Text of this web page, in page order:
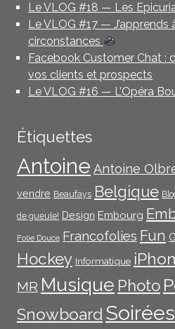
Le VLOG #18 — Les
Le VLOG #17 —
circonstances
Facebook Customer Chat :
vos clients et prospects
Le VLOG #16 — L’Opéra
Étiquettes
Antoine Antoine
vendre Beaufays Belgique
de gueule! Design Embourg
Folie Douce Francofolies Fun
Hockey Informatique
MR Musique Photo
Snowboard Soirées